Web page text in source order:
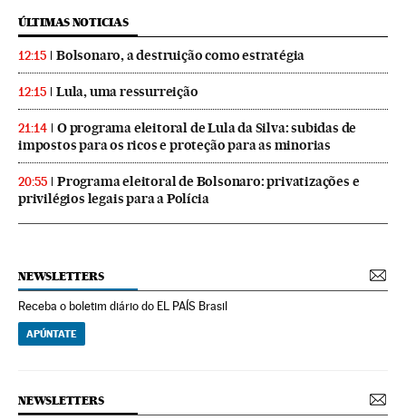
ÚLTIMAS NOTICIAS
12:15 Bolsonaro, a destruição como estratégia
12:15 Lula, uma ressurreição
21:14
O programa eleitoral de Lula da Silva: subidas de
impostos para os ricos e proteção para as minorias
20:55
Programa eleitoral de Bolsonaro: privatizações e
privilégios legais para a Polícia
NEWSLETTERS
Receba o boletim diário do EL PAÍS Brasil
APÚNTATE
NEWSLETTERS